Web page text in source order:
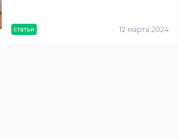
статьи 12 марта 2024